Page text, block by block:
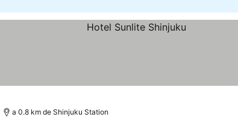
a 0.8 km de Shinjuku Station